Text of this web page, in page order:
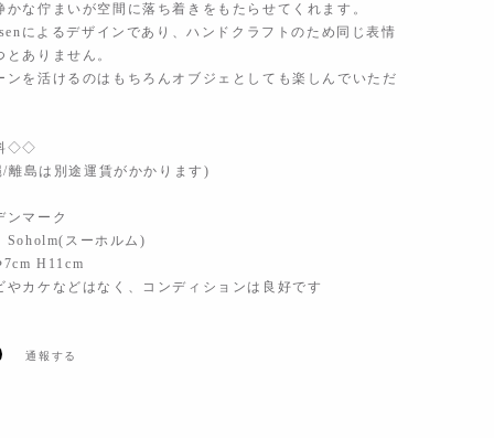
かな佇まいが空間に落ち着きをもたらせてくれます。
によるデザインであり、ハンドクラフトのため同じ表情
ありません。
ンを活けるのはもちろんオブジェとしても楽しんでいただ
◇◇
離島は別途運賃がかかります)
マーク
スーホルム)
H11cm
カケなどはなく、コンディションは良好です
通報する